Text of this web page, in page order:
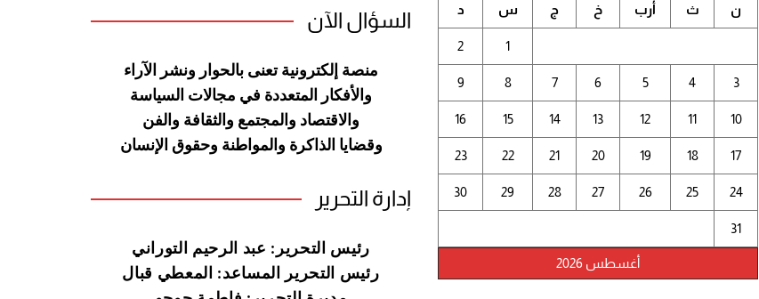
أغسطس 2026
ن ث أرب خ ج س د
1
2
3
4
5
6
7
8
9
10
11
12
13
14
15
16
17
18
19
20
21
22
23
24
25
26
27
28
29
30
31
السؤال الآن
منصة إلكترونية تعنى بالحوار ونشر
الآراء
والأفكار المتعددة في مجالات السياسة
والاقتصاد والمجتمع والثقافة والفن
وقضايا الذاكرة والمواطنة وحقوق الإنسان
إدارة التحرير
رئيس التحرير: عبد الرحيم التوراني
رئيس التحرير المساعد: المعطي قبال